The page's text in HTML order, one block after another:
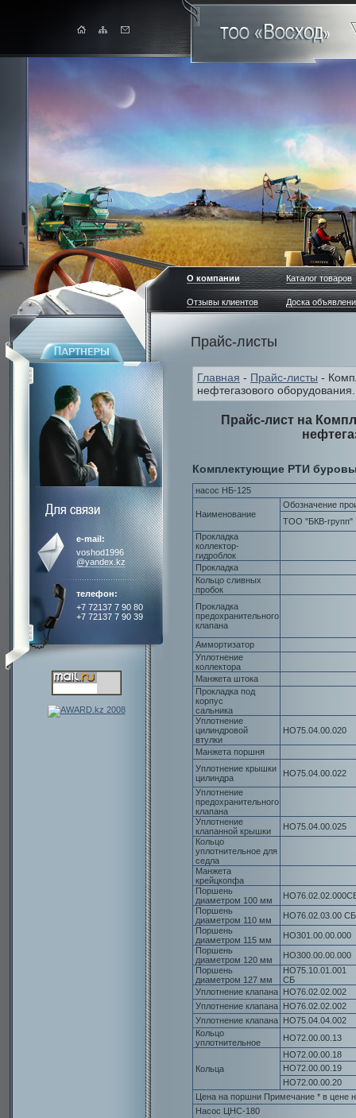
О компании Каталог товаров
Отзывы клиентов Доска
e-mail:
voshod1996
@yandex.kz
телефон:
+7 72137 7 90 80
+7 72137 7 90 39
Прайс-листы
Главная - Прайс-листы -
нефтегазового оборудования.
Прайс-лист на
Комплектующие РТИ
насос НБ-125
Наименование
Обозначение
ТОО "БКВ-групп"
Прокладка
коллектор-
гидроблок
Прокладка
Кольцо сливных
пробок
Прокладка
предохранительного
клапана
Аммортизатор
Уплотнение
коллектора
Манжета штока
Прокладка под
корпус
сальника
Уплотнение
цилиндровой
втулки
НО75.04.00.020
Манжета поршня
Уплотнение крышки
цилиндра
НО75.04.00.022
Уплотнение
предохранительного
клапана
Уплотнение
клапанной крышки
НО75.04.00.025
Кольцо
уплотнительное для
седла
Манжета
крейцкопфа
Поршень
диаметром 100 мм
Поршень
диаметром 110 мм
НО76.02.03.00 СБ
Поршень
диаметром 115 мм
НО301.00.00.000
Поршень
диаметром 120 мм
НО300.00.00.000
Поршень
диаметром 127 мм
НО75.10.01.001
СБ
Уплотнение клапана НО76.02.02.002
Уплотнение клапана НО76.02.02.002
Уплотнение клапана НО75.04.04.002
Кольцо
уплотнительное
НО72.00.00.13
Кольца
НО72.00.00.18
НО72.00.00.19
НО72.00.00.20
Цена на поршни Примечание * в цене
Насос ЦНС-180